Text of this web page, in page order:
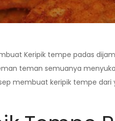
Keripik tempe padas
teman semuanya
membuat keripik tempe dari